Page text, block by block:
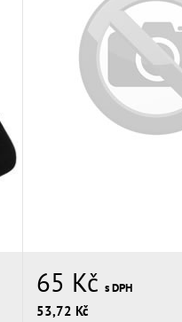
65 Kčs DPH
53,72 Kč